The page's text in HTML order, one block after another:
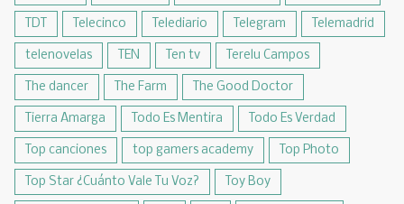
TDT Telecinco Telediario Telegram Telemadrid
telenovelas TEN Ten tv Terelu Campos
The dancer The Farm The Good Doctor
Tierra Amarga Todo Es Mentira Todo Es Verdad
Top canciones top gamers academy Top Photo
Top Star ¿Cuánto Vale Tu Voz? Toy Boy